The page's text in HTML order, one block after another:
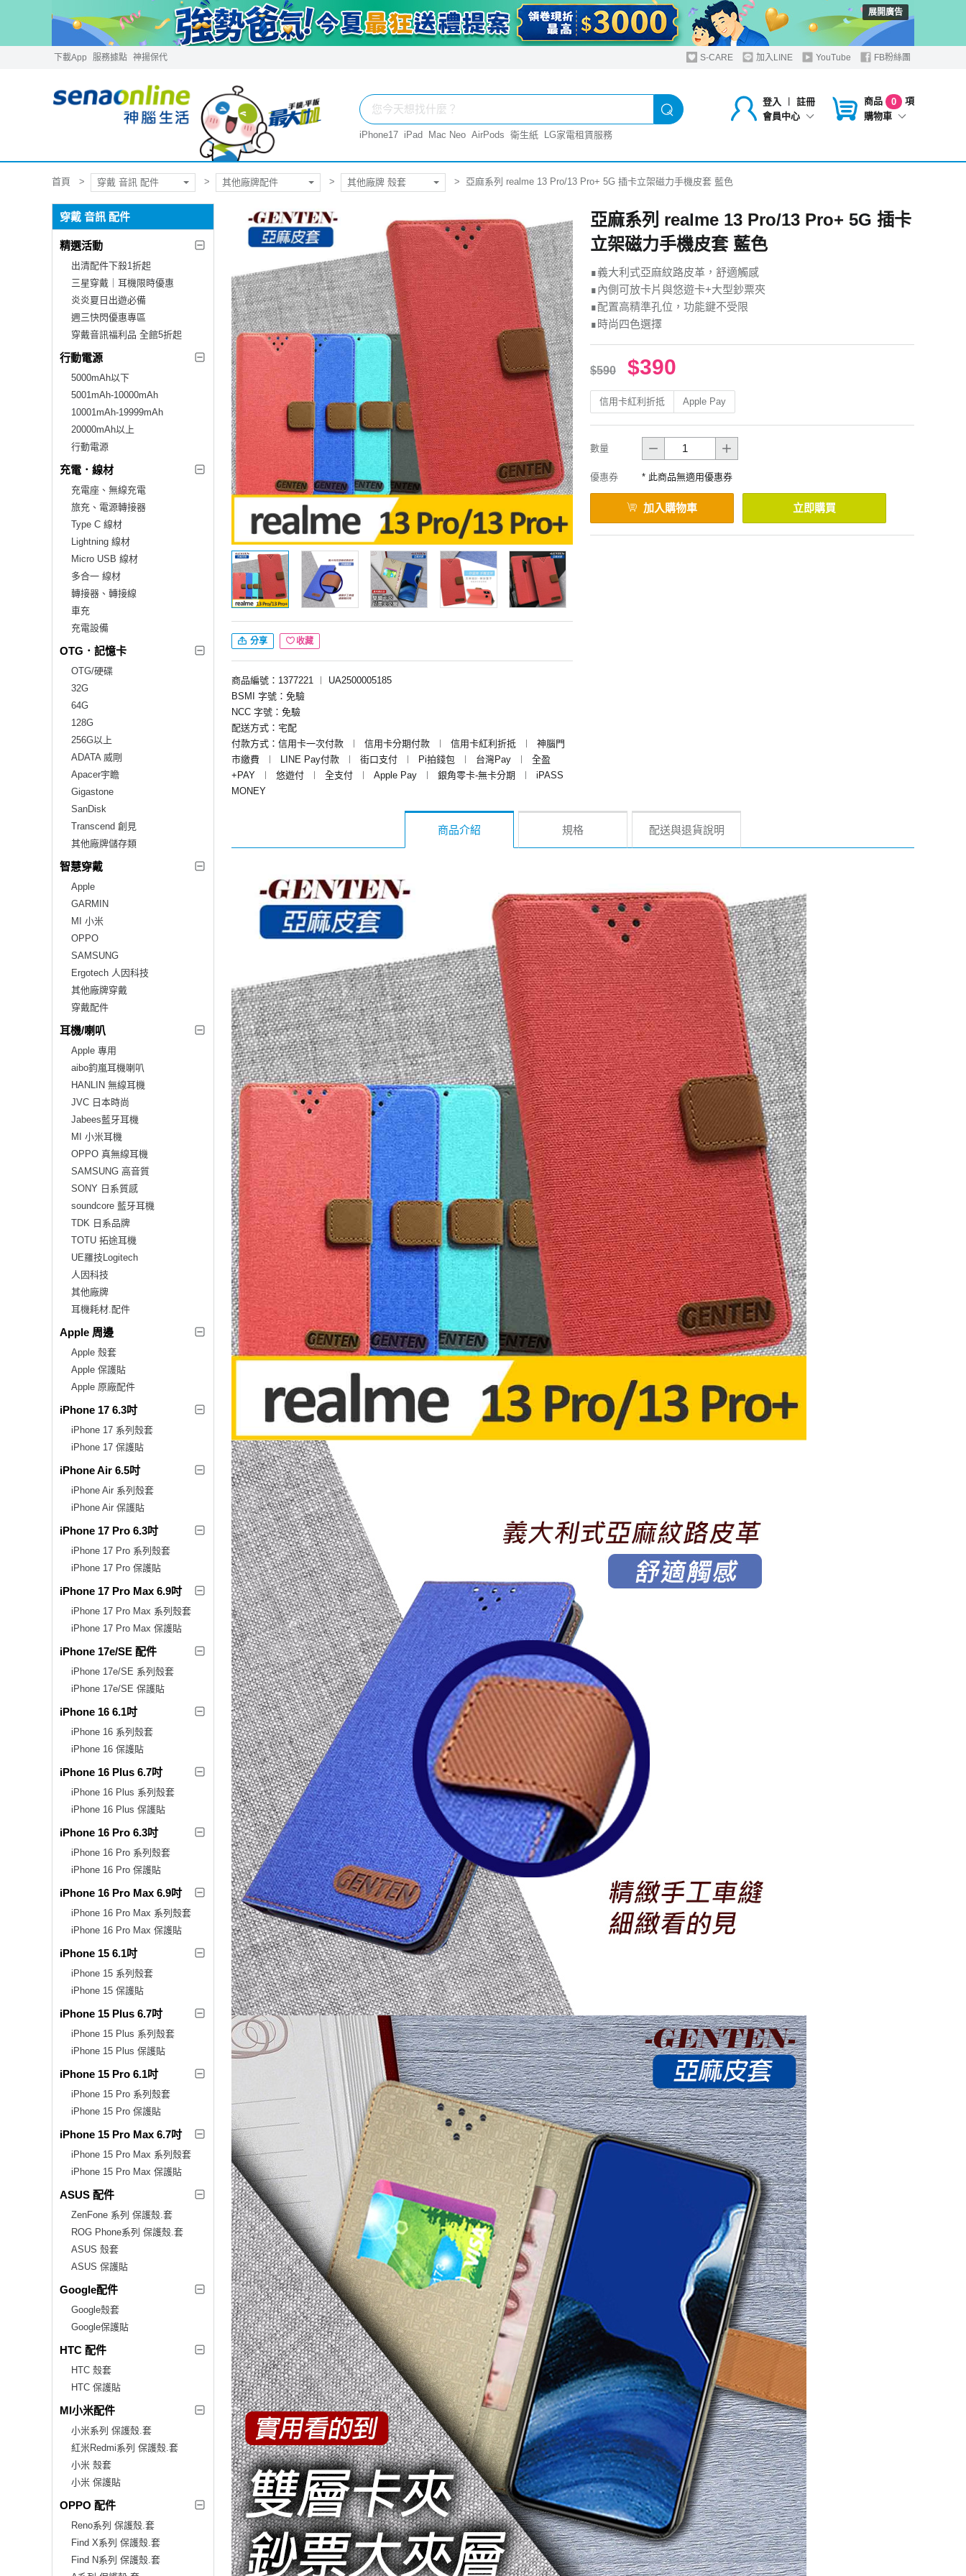
展開廣告
下載App 服務據點 神揚保代 S-CARE 加入LINE YouTube FB粉絲團
登入 ︱
註冊
會員中心
商品 0
項
購物車
iPhone17 iPad Mac Neo AirPods 衛生紙 LG家電租賃服務
首頁 穿戴 音訊 配件 其他廠牌配件 其他廠牌 殼套 亞麻系列 realme 13 Pro/13 Pro+ 5G 插卡立架磁力手機皮套 藍色
穿戴 音訊 配件
精選活動
出清配件下殺1折起
三星穿戴｜耳機限時優惠
炎炎夏日出遊必備
週三快閃優惠專區
穿戴音訊福利品 全館5折起
行動電源
5000mAh以下
5001mAh-10000mAh
10001mAh-19999mAh
20000mAh以上
行動電源
充電．線材
充電座、無線充電
旅充、電源轉接器
Type C 線材
Lightning 線材
Micro USB 線材
多合一 線材
轉接器、轉接線
車充
充電設備
OTG．記憶卡
OTG/硬碟
32G
64G
128G
256G以上
ADATA 威剛
Apacer宇瞻
Gigastone
SanDisk
Transcend 創見
其他廠牌儲存類
智慧穿戴
Apple
GARMIN
MI 小米
OPPO
SAMSUNG
Ergotech 人因科技
其他廠牌穿戴
穿戴配件
耳機/喇叭
Apple 專用
aibo鈞嵐耳機喇叭
HANLIN 無線耳機
JVC 日本時尚
Jabees藍牙耳機
MI 小米耳機
OPPO 真無線耳機
SAMSUNG 高音質
SONY 日系質感
soundcore 藍牙耳機
TDK 日系品牌
TOTU 拓途耳機
UE羅技Logitech
人因科技
其他廠牌
耳機耗材.配件
Apple 周邊
Apple 殼套
Apple 保護貼
Apple 原廠配件
iPhone 17 6.3吋
iPhone 17 系列殼套
iPhone 17 保護貼
iPhone Air 6.5吋
iPhone Air 系列殼套
iPhone Air 保護貼
iPhone 17 Pro 6.3吋
iPhone 17 Pro 系列殼套
iPhone 17 Pro 保護貼
iPhone 17 Pro Max 6.9吋
iPhone 17 Pro Max 系列殼套
iPhone 17 Pro Max 保護貼
iPhone 17e/SE 配件
iPhone 17e/SE 系列殼套
iPhone 17e/SE 保護貼
iPhone 16 6.1吋
iPhone 16 系列殼套
iPhone 16 保護貼
iPhone 16 Plus 6.7吋
iPhone 16 Plus 系列殼套
iPhone 16 Plus 保護貼
iPhone 16 Pro 6.3吋
iPhone 16 Pro 系列殼套
iPhone 16 Pro 保護貼
iPhone 16 Pro Max 6.9吋
iPhone 16 Pro Max 系列殼套
iPhone 16 Pro Max 保護貼
iPhone 15 6.1吋
iPhone 15 系列殼套
iPhone 15 保護貼
iPhone 15 Plus 6.7吋
iPhone 15 Plus 系列殼套
iPhone 15 Plus 保護貼
iPhone 15 Pro 6.1吋
iPhone 15 Pro 系列殼套
iPhone 15 Pro 保護貼
iPhone 15 Pro Max 6.7吋
iPhone 15 Pro Max 系列殼套
iPhone 15 Pro Max 保護貼
ASUS 配件
ZenFone 系列 保護殼.套
ROG Phone系列 保護殼.套
ASUS 殼套
ASUS 保護貼
Google配件
Google殼套
Google保護貼
HTC 配件
HTC 殼套
HTC 保護貼
MI小米配件
小米系列 保護殼.套
紅米Redmi系列 保護殼.套
小米 殼套
小米 保護貼
OPPO 配件
Reno系列 保護殼.套
Find X系列 保護殼.套
Find N系列 保護殼.套
分享 收藏
商品編號：1377221 ︱
UA2500005185
BSMI 字號：免驗
NCC 字號：免驗
配送方式：宅配
付款方式：信用卡一次付款
︱ 信用卡分期付款 ︱ 信用卡紅利折抵 ︱
神腦門
市繳費
︱ LINE Pay付款 ︱ 街口支付 ︱ Pi拍錢包 ︱ 台灣Pay ︱
全盈
+PAY
︱ 悠遊付 ︱ 全支付 ︱ Apple Pay ︱ 銀角零卡-無卡分期 ︱
iPASS
MONEY
亞麻系列 realme 13 Pro/13 Pro+ 5G 插卡
立架磁力手機皮套 藍色
∎義大利式亞麻紋路皮革，舒適觸感
∎內側可放卡片與悠遊卡+大型鈔票夾
∎配置高精準孔位，功能鍵不受限
∎時尚四色選擇
$590 $390
信用卡紅利折抵 Apple Pay
數量
優惠券 * 此商品無適用優惠券
加入購物車 立即購買
商品介紹 規格 配送與退貨說明